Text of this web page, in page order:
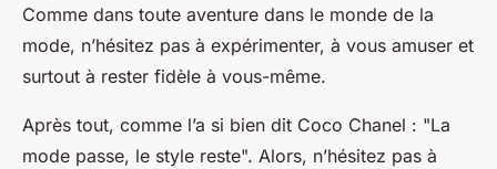
Comme dans toute aventure dans le monde de la
mode, n’hésitez pas à expérimenter, à vous amuser et
surtout à rester fidèle à vous-même.
Après tout, comme l’a si bien dit Coco Chanel : "La
mode passe, le style reste". Alors, n’hésitez pas à